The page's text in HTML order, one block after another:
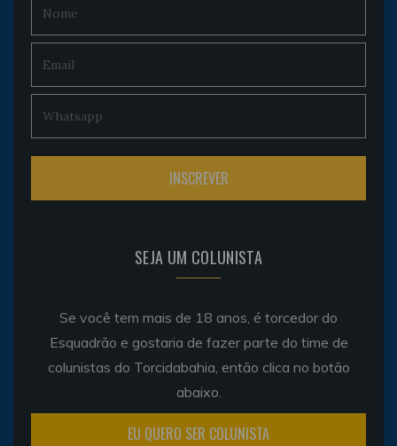
SEJA UM COLUNISTA
Se você tem mais de 18 anos, é torcedor do
Esquadrão e gostaria de fazer parte do time de
colunistas do Torcidabahia, então clica no botão
abaixo.
EU QUERO SER COLUNISTA